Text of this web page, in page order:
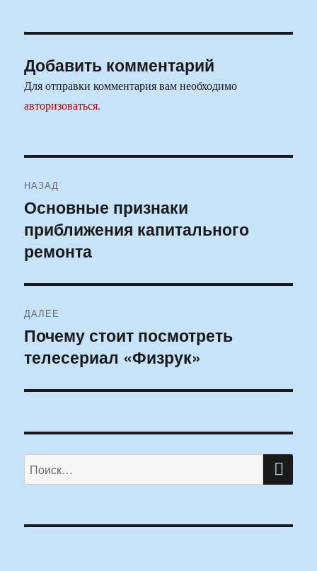
Добавить комментарий
Для отправки комментария вам необходимо
авторизоваться.
по
записям
НАЗАД
Предыдущая
запись:
Основные признаки
приближения капитального
ремонта
ДАЛЕЕ
Следующая
запись:
Почему стоит посмотреть
телесериал «Физрук»
Искать: